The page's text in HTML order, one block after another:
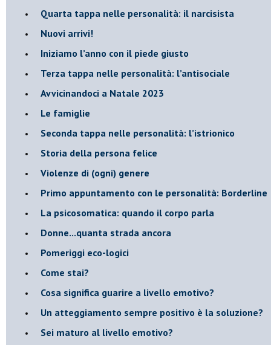
Quarta tappa nelle personalità: il narcisista
​Nuovi arrivi!
​Iniziamo l’anno con il piede giusto
​Terza tappa nelle personalità: l’antisociale
​Avvicinandoci a Natale 2023
Le famiglie
Seconda tappa nelle personalità: l’istrionico
​Storia della persona felice
Violenze di (ogni) genere
​Primo appuntamento con le personalità: Borderline
La psicosomatica: quando il corpo parla
Donne...quanta strada ancora
​Pomeriggi eco-logici
​Come stai?
Cosa significa guarire a livello emotivo?
​Un atteggiamento sempre positivo è la soluzione?
​Sei maturo al livello emotivo?